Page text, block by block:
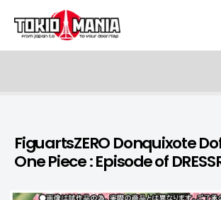
Skip to content
FiguartsZERO Donquixote
One Piece : Episode of